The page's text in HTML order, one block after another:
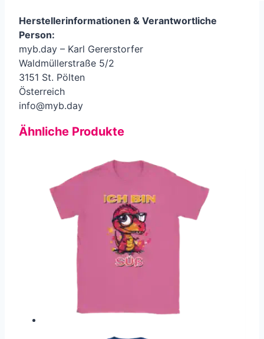
Herstellerinformationen & Verantwortliche
Person:
myb.day – Karl Gererstorfer
Waldmüllerstraße 5/2
3151 St. Pölten
Österreich
info@myb.day
Ähnliche Produkte